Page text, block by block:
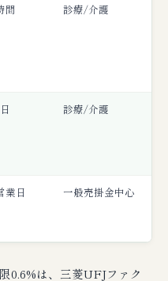
間 診療/介護
診療/介護
業日 一般売掛金中心
は、三菱UFJファク